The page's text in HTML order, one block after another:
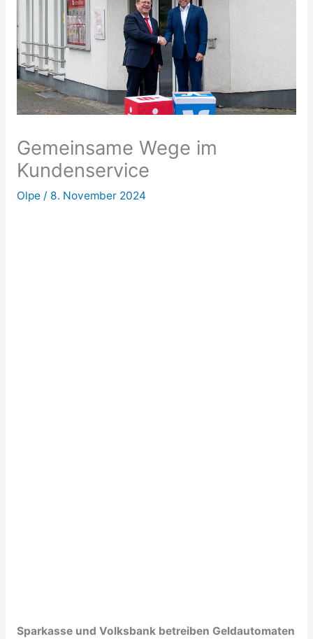
Gemeinsame Wege im
Kundenservice
Olpe/ 8. November 2024
Sparkasse und Volksbank betreiben Geldautomaten